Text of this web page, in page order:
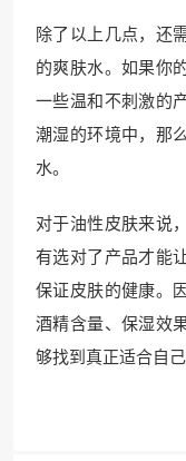
除了以上几点，还
的爽肤水。如果你
一些温和不刺激的
潮湿的环境中，那
水。
对于油性皮肤来说
有选对了产品才能
保证皮肤的健康。
酒精含量、保湿效
够找到真正适合自己